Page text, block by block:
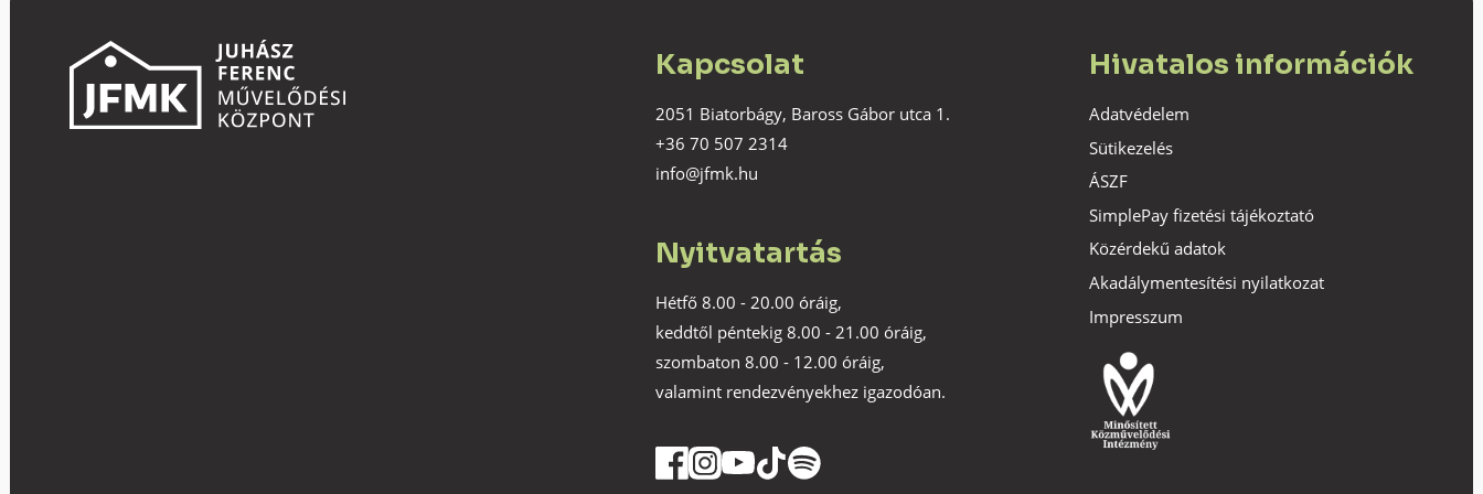
Kapcsolat
2051 Biatorbágy, Baross Gábor utca 1.
+36 70 507 2314
info@jfmk.hu
Nyitvatartás
Hétfő 8.00 - 20.00 óráig,
keddtől péntekig 8.00 - 21.00 óráig,
szombaton 8.00 - 12.00 óráig,
valamint rendezvényekhez igazodóan.
Hivatalos információk
Adatvédelem
Sütikezelés
ÁSZF
SimplePay fizetési tájékoztató
Közérdekű adatok
Akadálymentesítési nyilatkozat
Impresszum